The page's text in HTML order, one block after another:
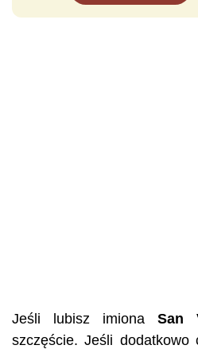
Jeśli lubisz imiona San
szczęście. Jeśli dodatkowo